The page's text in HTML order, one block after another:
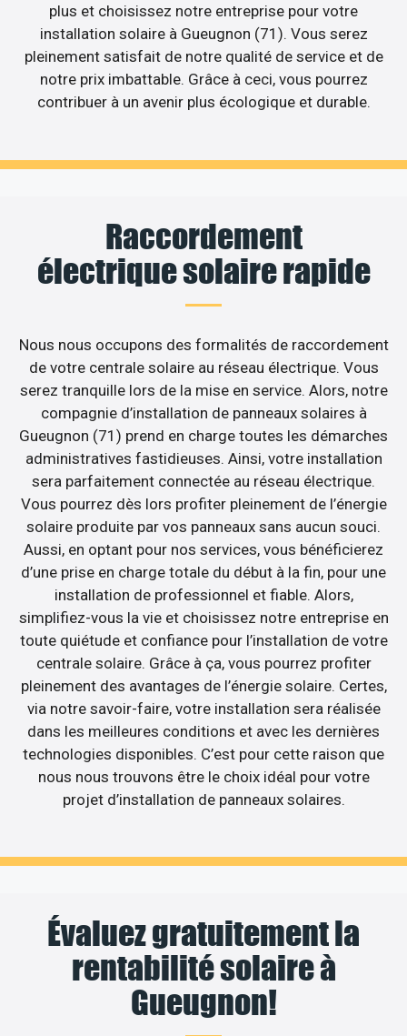
plus et choisissez notre entreprise pour votre
installation solaire à Gueugnon (71). Vous serez
pleinement satisfait de notre qualité de service et de
notre prix imbattable. Grâce à ceci, vous pourrez
contribuer à un avenir plus écologique et durable.
Raccordement
électrique solaire rapide
Nous nous occupons des formalités de raccordement
de votre centrale solaire au réseau électrique. Vous
serez tranquille lors de la mise en service. Alors, notre
compagnie d’installation de panneaux solaires à
Gueugnon (71) prend en charge toutes les démarches
administratives fastidieuses. Ainsi, votre installation
sera parfaitement connectée au réseau électrique.
Vous pourrez dès lors profiter pleinement de l’énergie
solaire produite par vos panneaux sans aucun souci.
Aussi, en optant pour nos services, vous bénéficierez
d’une prise en charge totale du début à la fin, pour une
installation de professionnel et fiable. Alors,
simplifiez-vous la vie et choisissez notre entreprise en
toute quiétude et confiance pour l’installation de votre
centrale solaire. Grâce à ça, vous pourrez profiter
pleinement des avantages de l’énergie solaire. Certes,
via notre savoir-faire, votre installation sera réalisée
dans les meilleures conditions et avec les dernières
technologies disponibles. C’est pour cette raison que
nous nous trouvons être le choix idéal pour votre
projet d’installation de panneaux solaires.
Évaluez gratuitement la
rentabilité solaire à
Gueugnon!